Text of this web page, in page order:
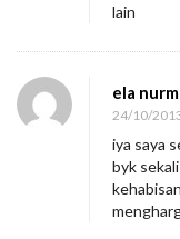
lain
ela
24/10/
iya saya
byk